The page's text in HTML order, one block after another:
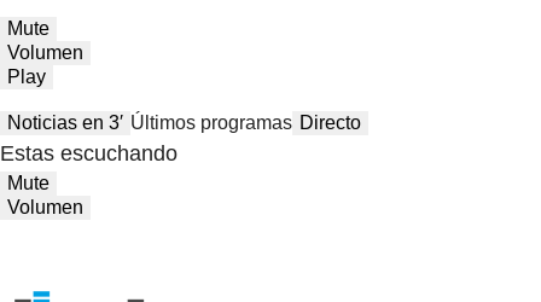
Mute
Volumen
Play
Noticias en 3′ Últimos programas Directo
Estas escuchando
Mute
Volumen